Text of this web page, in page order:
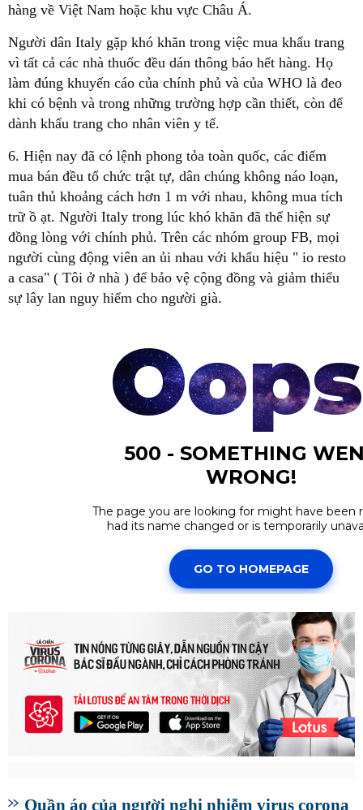
hàng về Việt Nam hoặc khu vực Châu Á.
Người dân Italy gặp khó khăn trong việc mua khẩu trang
vì tất cả các nhà thuốc đều dán thông báo hết hàng. Họ
làm đúng khuyến cáo của chính phủ và của WHO là đeo
khi có bệnh và trong những trường hợp cần thiết, còn để
dành khẩu trang cho nhân viên y tế.
6. Hiện nay đã có lệnh phong tỏa toàn quốc, các điểm
mua bán đều tổ chức trật tự, dân chúng không náo loạn,
tuân thủ khoảng cách hơn 1 m với nhau, không mua tích
trữ ồ ạt. Người Italy trong lúc khó khăn đã thể hiện sự
đồng lòng với chính phủ. Trên các nhóm group FB, mọi
người cùng động viên an ủi nhau với khẩu hiệu " io resto
a casa" ( Tôi ở nhà ) để bảo vệ cộng đồng và giảm thiểu
sự lây lan nguy hiểm cho người già.
Quần áo của người nghi nhiễm virus corona